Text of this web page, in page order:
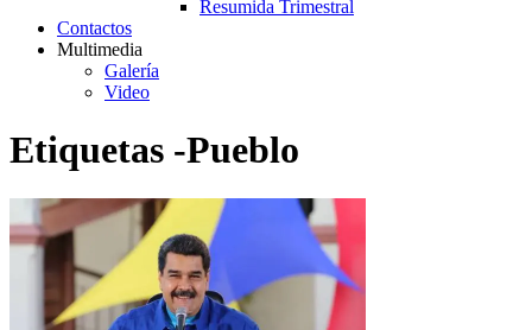
Resumida Trimestral
Contactos
Multimedia
Galería
Video
Etiquetas -Pueblo